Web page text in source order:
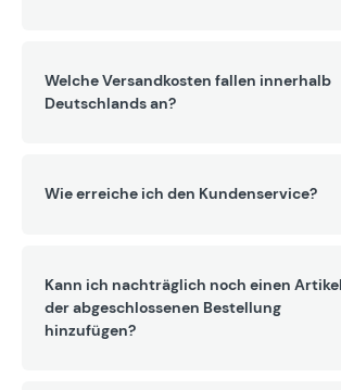
Welche Versandkosten fallen innerhalb
Deutschlands an?
Wie erreiche ich den Kundenservice?
Kann ich nachträglich noch einen Artikel
der abgeschlossenen Bestellung
hinzufügen?